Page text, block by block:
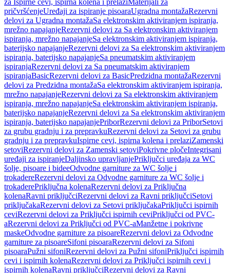
za Ispirne cevi, ispirna kolena i prelaziMaterijali za
pričvršćenjeUređaji za ispiranje pisoaraUgradna montažaRezervni
delovi za Ugradna montažaSa elektronskim aktiviranjem ispiranja,
mrežno napajanjeRezervni delovi za Sa elektronskim aktiviranjem
ispiranja, mrežno napajanjeSa elektronskim aktiviranjem ispiranja,
baterijsko napajanjeRezervni delovi za Sa elektronskim aktiviranjem
ispiranja, baterijsko napajanjeSa pneumatskim aktiviranjem
ispiranjaRezervni delovi za Sa pneumatskim aktiviranjem
ispiranjaBasicRezervni delovi za BasicPredzidna montažaRezervni
delovi za Predzidna montažaSa elektronskim aktiviranjem ispiranja,
mrežno napajanjeRezervni delovi za Sa elektronskim aktiviranjem
ispiranja, mrežno napajanjeSa elektronskim aktiviranjem ispiranja,
baterijsko napajanjeRezervni delovi za Sa elektronskim aktiviranjem
ispiranja, baterijsko napajanjePriborRezervni delovi za PriborSetovi
za grubu gradnju i za prepravkuRezervni delovi za Setovi za grubu
gradnju i za prepravkuIspirne cevi, ispirna kolena i prelaziZamenski
setoviRezervni delovi za Zamenski setoviPokrivne pločeIntegrisani
uređaji za ispiranjeDaljinsko upravljanjePriključci uređaja za WC
šolje, pisoare i bideeOdvodne garniture za WC šolje i
trokadereRezervni delovi za Odvodne garniture za WC šolje i
trokaderePriključna kolenaRezervni delovi za Priključna
kolenaRavni priključciRezervni delovi za Ravni priključciSetovi
priključakaRezervni delovi za Setovi priključakaPriključci ispirnih
ceviRezervni delovi za Priključci ispirnih ceviPriključci od PVC-
aRezervni delovi za Priključci od PVC-aManžetne i pokrivne
maskeOdvodne garniture za pisoareRezervni delovi za Odvodne
garniture za pisoareSifoni pisoaraRezervni delovi za Sifoni
pisoaraPužni sifoniRezervni delovi za Pužni sifoniPriključci ispirnih
cevi i ispirnih kolenaRezervni delovi za Priključci ispirnih cevi i
ispirnih kolenaRavni priključciRezervni delovi za Ravni